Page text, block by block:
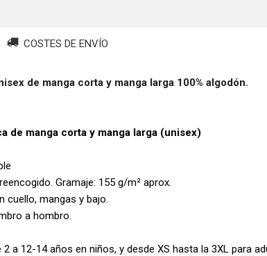
COSTES DE ENVÍO
de manga corta y manga larga 100% algodón.
de manga corta y manga larga (unisex)
Gramaje: 155 g/m² aprox.
cuello, mangas y bajo.
a hombro.
2 a 12-14 años en niños, y desde XS hasta la 3XL para